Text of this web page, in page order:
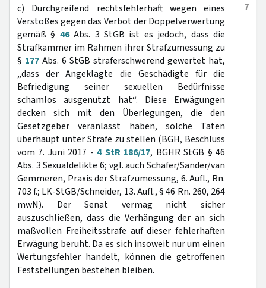
7
c) Durchgreifend rechtsfehlerhaft wegen eines
Verstoßes gegen das Verbot der Doppelverwertung
gemäß § 46Abs. 3 StGB ist es jedoch, dass die
Strafkammer im Rahmen ihrer Strafzumessung zu
§ 177 Abs. 6 StGB straferschwerend gewertet hat,
„dass der Angeklagte die Geschädigte für die
Befriedigung seiner sexuellen Bedürfnisse
schamlos ausgenutzt hat“. Diese Erwägungen
decken sich mit den Überlegungen, die den
Gesetzgeber veranlasst haben, solche Taten
überhaupt unter Strafe zu stellen (BGH, Beschluss
vom 7. Juni 2017 -4 StR 186/17, BGHR StGB § 46
Abs. 3 Sexualdelikte 6; vgl. auch Schäfer/Sander/van
Gemmeren, Praxis der Strafzumessung, 6. Aufl., Rn.
703 f.; LK-StGB/Schneider, 13. Aufl., § 46 Rn. 260, 264
mwN). Der Senat vermag nicht sicher
auszuschließen, dass die Verhängung der an sich
maßvollen Freiheitsstrafe auf dieser fehlerhaften
Erwägung beruht. Da es sich insoweit nur um einen
Wertungsfehler handelt, können die getroffenen
Feststellungen bestehen bleiben.